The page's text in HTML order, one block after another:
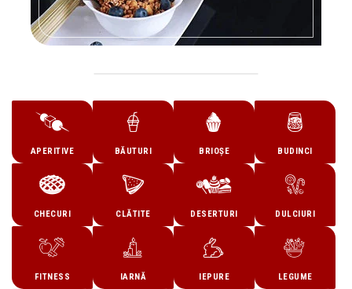
APERITIVE BĂUTURI BRIOȘE BUDINCI
CHECURI CLĂTITE DESERTURI DULCIURI
FITNESS IARNĂ IEPURE LEGUME